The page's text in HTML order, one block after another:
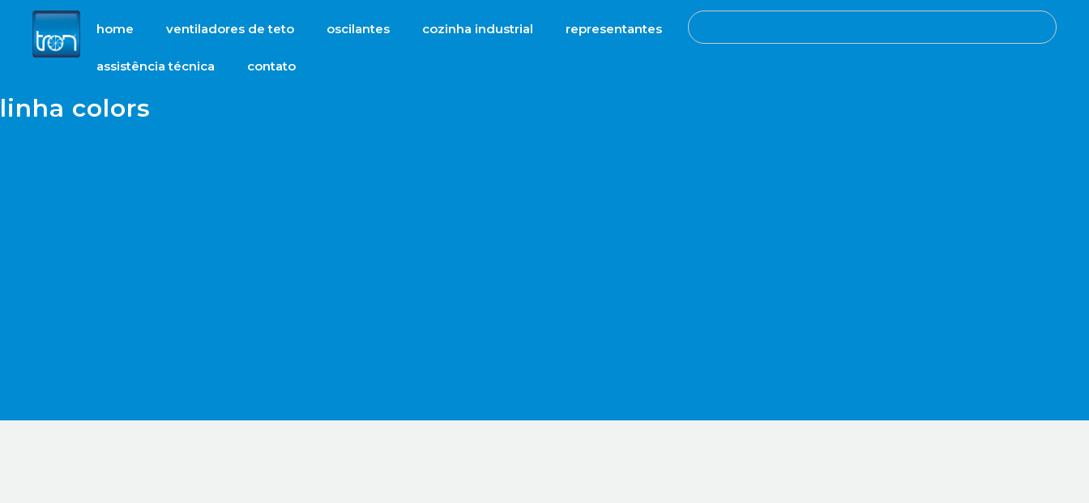
home ventiladores de teto oscilantes cozinha industrial representantes
assistência técnica contato
linha colors